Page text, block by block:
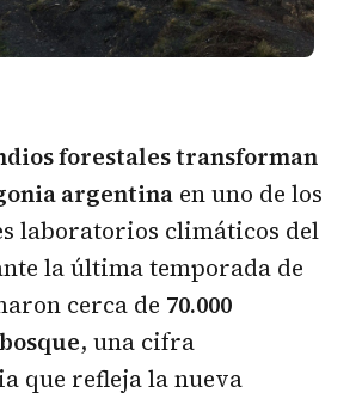
forestalestransforman
argentina en uno de los
laboratorios climáticos del
la última temporada de
cerca de 70.000
, una cifra
que refleja la nueva